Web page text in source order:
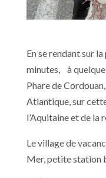
En se rendant sur
minutes, à
Phare de
Atlantique, sur
l’Aquitaine et de la
Le village de
Mer, petite station